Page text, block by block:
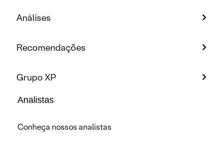
Análises
Recomendações
Grupo XP
Analistas
Conheça nossos analistas